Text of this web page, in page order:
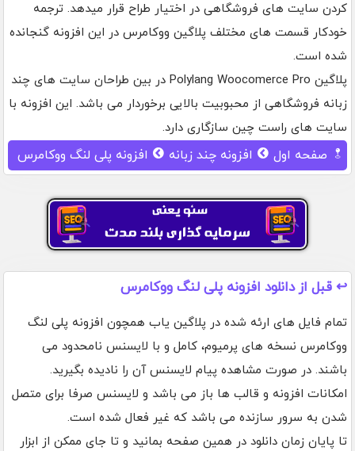
کردن سایت های فروشگاهی در اختیار طراح قرار میدهد. ترجمه
خودکار قسمت های مختلف پلاگین ووکامرس در این افزونه گنجانده
شده است.
پلاگین Polylang Woocomerce Pro در بین طراحان سایت های چند
زبانه فروشگاهی از محبوبیت بالایی برخوردار می باشد. این افزونه با
سایت های راست چین سازگاری دارد.
صفحه اول افزونه چند زبانه افزونه پلی لنگ ووکامرس
↩️ قبل از دانلود افزونه پلی لنگ ووکامرس
تمام فایل های ارئه شده در پلاگین یاب همچون افزونه پلی لنگ
ووکامرس نسخه های پرمیوم، کامل و با لایسنس نامحدود می
باشند. در صورت مشاهده پیام لایسنس آن را نادیده بگیرید.
امکانات افزونه و قالب ها باز می باشد و لایسنس صرفا برای متصل
شدن به سرور سازنده می باشد که غیر فعال شده است.
تا پایان زمان دانلود در همین صفحه بمانید و تا جای ممکن از ابزار